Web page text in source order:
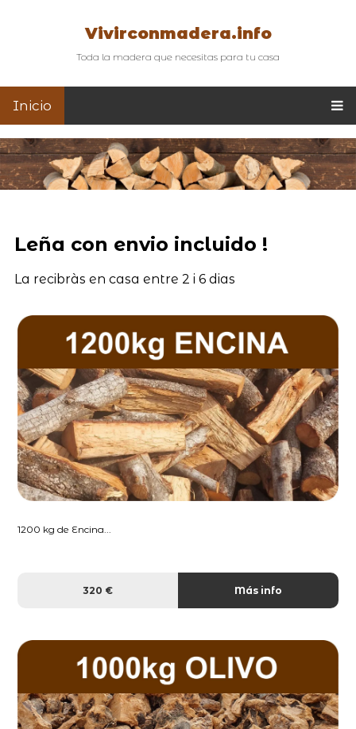
Vivirconmadera.info
Toda la madera que necesitas para tu casa
Inicio
Leña con envio incluido !
La recibràs en casa entre 2 i 6 dias
1200 kg de Encina...
320 € Más info